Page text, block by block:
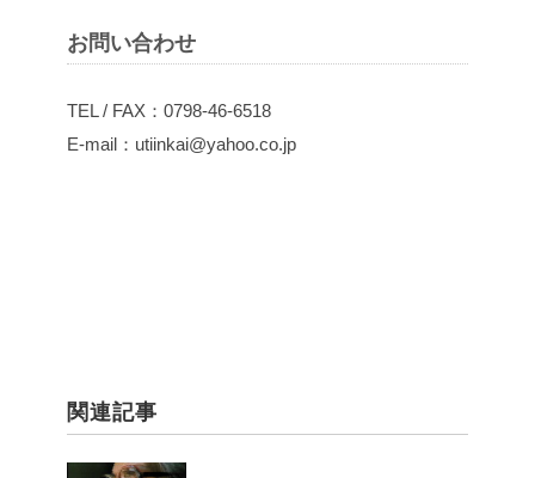
お問い合わせ
TEL / FAX：0798-46-6518
E-mail：utiinkai@yahoo.co.jp
関連記事